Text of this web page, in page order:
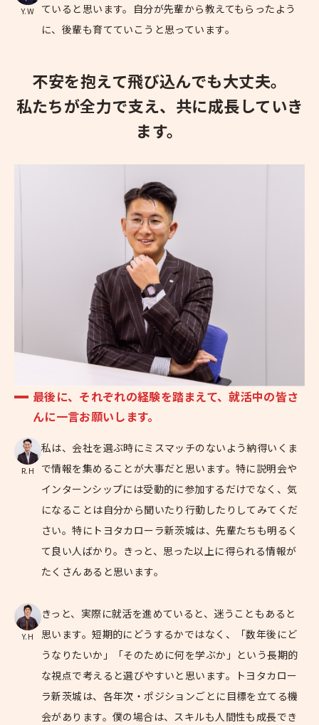
Y.W
ていると思います。自分が先輩から教えてもらったよう
に、後輩も育てていこうと思っています。
不安を抱えて飛び込んでも大丈夫。
私たちが全力で支え、共に成長していき
ます。
最後に、それぞれの経験を踏まえて、就活中の皆さ
んに一言お願いします。
R.H
私は、会社を選ぶ時にミスマッチのないよう納得いくま
で情報を集めることが大事だと思います。特に説明会や
インターンシップには受動的に参加するだけでなく、気
になることは自分から聞いたり行動したりしてみてくだ
さい。特にトヨタカローラ新茨城は、先輩たちも明るく
て良い人ばかり。きっと、思った以上に得られる情報が
たくさんあると思います。
Y.H
きっと、実際に就活を進めていると、迷うこともあると
思います。短期的にどうするかではなく、「数年後にど
うなりたいか」「そのために何を学ぶか」という長期的
な視点で考えると選びやすいと思います。トヨタカロー
ラ新茨城は、各年次・ポジションごとに目標を立てる機
会があります。僕の場合は、スキルも人間性も成長でき